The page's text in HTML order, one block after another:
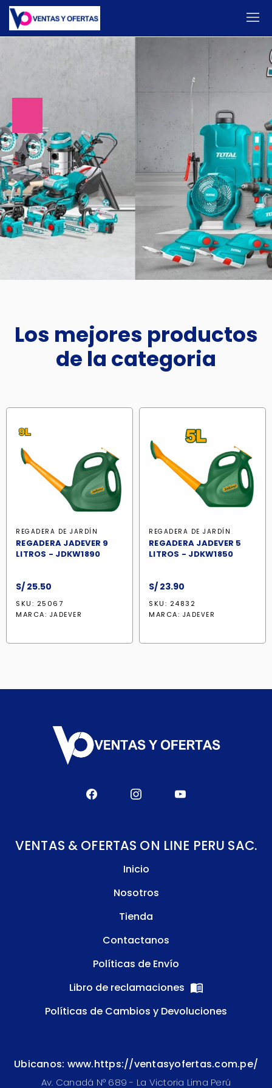
Los mejores productos
de la categoria
REGADERA DE JARDÍN
REGADERA JADEVER 9
LITROS - JDKW1890
S/ 25.50
SKU: 25067
MARCA: JADEVER
REGADERA DE JARDÍN
REGADERA JADEVER 5
LITROS - JDKW1850
S/ 23.90
SKU: 24832
MARCA: JADEVER
VENTAS & OFERTAS ON LINE PERU SAC.
Inicio
Nosotros
Tienda
Contactanos
Políticas de Envío
Libro de reclamaciones
Políticas de Cambios y Devoluciones
Ubicanos: www.https://ventasyofertas.com.pe/
Av. Canadá N° 689 - La Victoria Lima Perú